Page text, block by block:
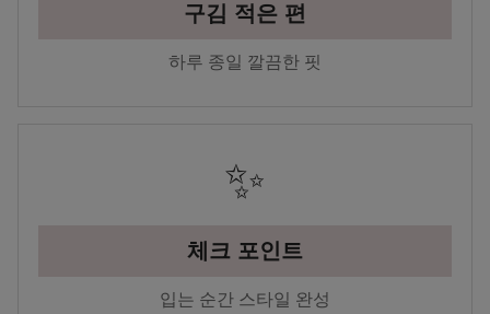
구김 적은 편
하루 종일 깔끔한 핏
✨
체크 포인트
입는 순간 스타일 완성